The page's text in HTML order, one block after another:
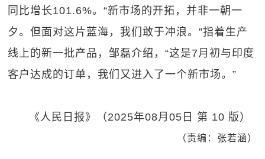
同比增长101.6%。“新市场的开拓，并非一朝一
夕。但面对这片蓝海，我们敢于冲浪。”指着生产
线上的新一批产品，邹磊介绍，“这是7月初与印度
客户达成的订单，我们又进入了一个新市场。”
《人民日报》（2025年08月05日 第 10 版）
（责编：张若涵）